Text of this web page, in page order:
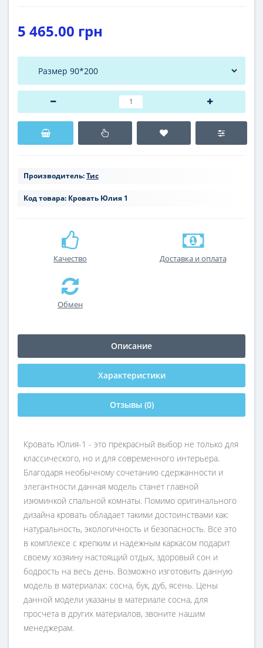
5 465.00 грн
Производитель:Тис
Код товара: Кровать Юлия 1
Качество Доставка и оплата
Обмен
Описание
Характеристики
Отзывы (0)
Кровать Юлия-1 - это прекрасный выбор не только для
классического, но и для современного интерьера.
Благодаря необычному сочетанию сдержанности и
элегантности данная модель станет главной
изюминкой спальной комнаты. Помимо оригинального
дизайна кровать обладает такими достоинствами как:
натуральность, экологичность и безопасность. Все это
в комплексе с крепким и надежным каркасом подарит
своему хозяину настоящий отдых, здоровый сон и
бодрость на весь день. Возможно изготовить данную
модель в материалах: сосна, бук, дуб, ясень. Цены
данной модели указаны в материале сосна, для
просчета в других материалов, звоните нашим
менеджерам.